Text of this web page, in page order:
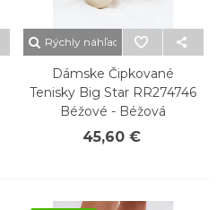
Rýchly náhľad
Dámske Čipkované
Tenisky Big Star RR274746
Béžové - Béžová
45,60 €